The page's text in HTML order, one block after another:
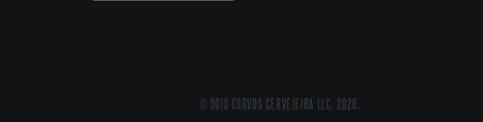
© DOIS CORVOS CERVEJEIRA LLC, 2026.